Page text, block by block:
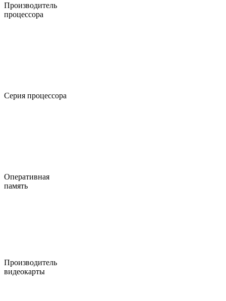
Производитель
процессора
Серия процессора
Оперативная
память
Производитель
видеокарты